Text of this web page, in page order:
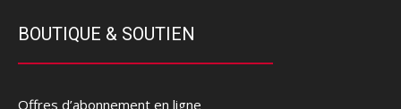
BOUTIQUE & SOUTIEN
Offres d’abonnement en ligne